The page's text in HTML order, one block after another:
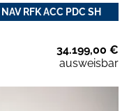
RFK ACC PDC SH
34.199,00 €
ausweisbar